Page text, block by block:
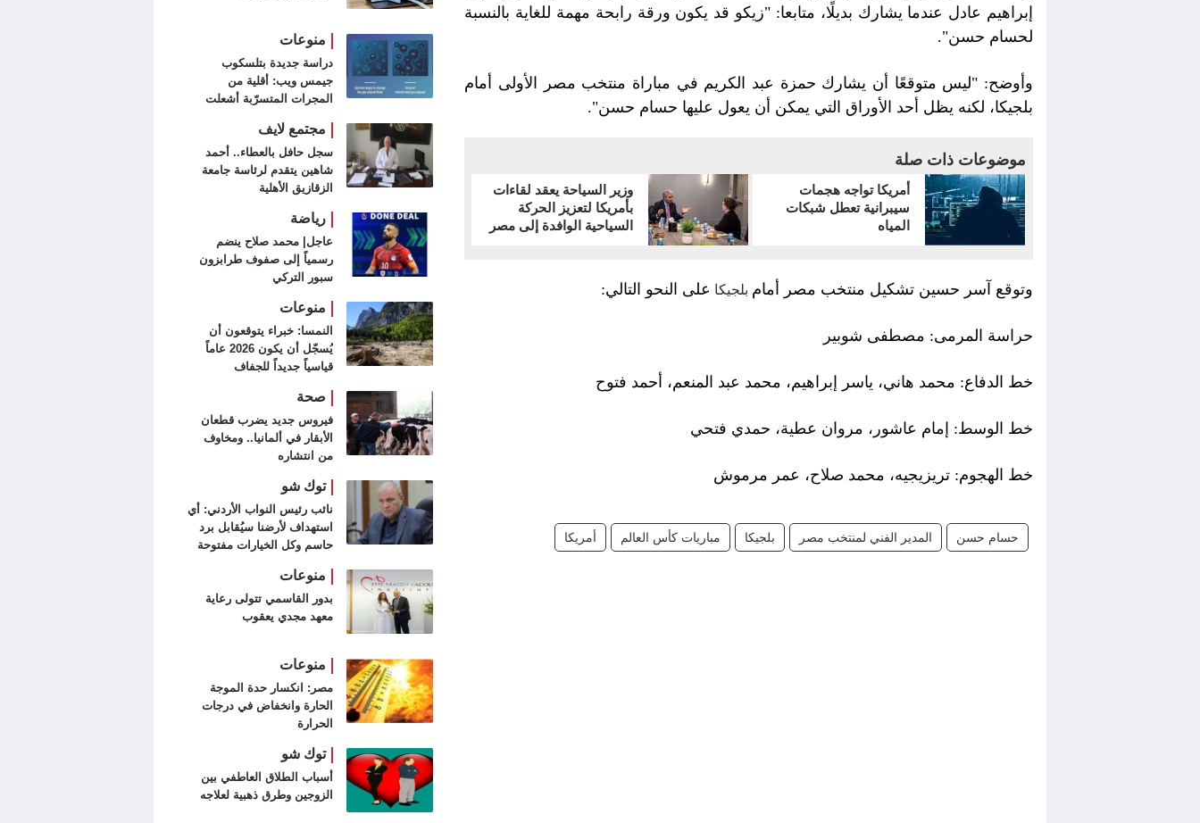
إبراهيم عادل عندما يشارك بديلًا، متابعا: "زيكو قد يكون ورقة رابحة مهمة للغاية بالنسبة
لحسام حسن".
وأوضح: "ليس متوقعًا أن يشارك حمزة عبد الكريم في مباراة منتخب مصر الأولى أمام
بلجيكا، لكنه يظل أحد الأوراق التي يمكن أن يعول عليها حسام حسن".
موضوعات ذات صلة
أمريكا تواجه هجمات
سيبرانية تعطل شبكات
المياه
وزير السياحة يعقد لقاءات
بأمريكا لتعزيز الحركة
السياحية الوافدة إلى مصر
وتوقع آسر حسين تشكيل منتخب مصر أمام بلجيكا على النحو التالي:
حراسة المرمى: مصطفى شوبير
خط الدفاع: محمد هاني، ياسر إبراهيم، محمد عبد المنعم، أحمد فتوح
خط الوسط: إمام عاشور، مروان عطية، حمدي فتحي
خط الهجوم: تريزيجيه، محمد صلاح، عمر مرموش
حسام حسن المدير الفني لمنتخب مصر بلجيكا مباريات كأس العالم أمريكا
منوعات
دراسة جديدة بتلسكوب
جيمس ويب: أقلية من
المجرات المتسرّبة أشعلت
مجتمع لايف
سجل حافل بالعطاء.. أحمد
شاهين يتقدم لرئاسة جامعة
الزقازيق الأهلية
رياضة
عاجل| محمد صلاح ينضم
رسمياً إلى صفوف طرابزون
سبور التركي
منوعات
النمسا: خبراء يتوقعون أن
يُسجّل أن يكون 2026 عاماً
قياسياً جديداً للجفاف
صحة
فيروس جديد يضرب قطعان
الأبقار في ألمانيا.. ومخاوف
من انتشاره
توك شو
نائب رئيس النواب الأردني: أي
استهداف لأرضنا سيُقابل برد
حاسم وكل الخيارات مفتوحة
منوعات
بدور القاسمي تتولى رعاية
معهد مجدي يعقوب
منوعات
مصر: انكسار حدة الموجة
الحارة وانخفاض في درجات
الحرارة
توك شو
أسباب الطلاق العاطفي بين
الزوجين وطرق ذهبية لعلاجه